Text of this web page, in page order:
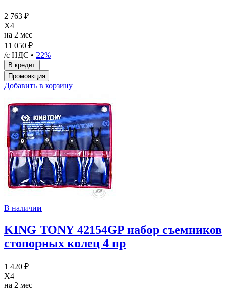
2 763 ₽
X4
на 2 мес
11 050 ₽
/с НДС • 22%
Добавить в корзину
В наличии
KING TONY 42154GP набор съемников
стопорных колец 4 пр
1 420 ₽
X4
на 2 мес